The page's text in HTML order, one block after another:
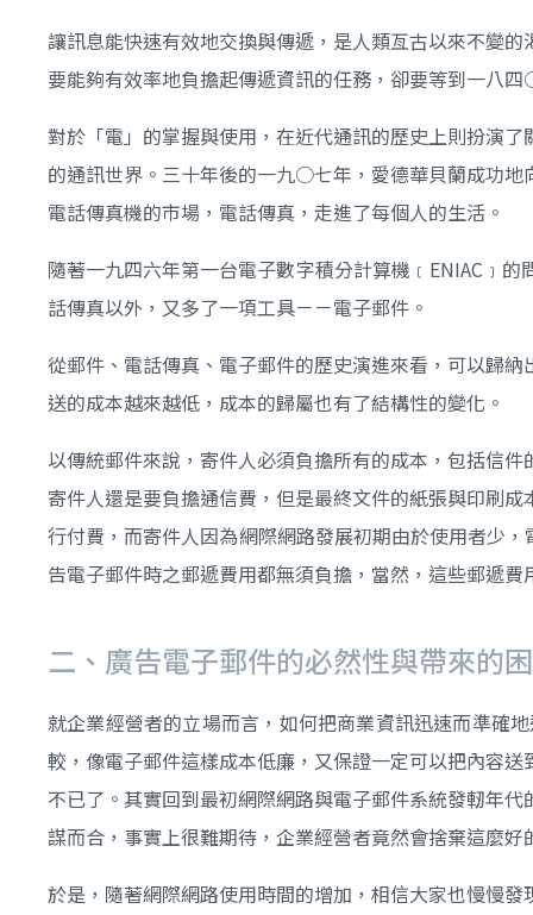
讓訊息能快速有效地交換與傳遞，是人類亙古以來不變
要能夠有效率地負擔起傳遞資訊的任務，卻要等到一八
對於「電」的掌握與使用，在近代通訊的歷史上則扮演
的通訊世界。三十年後的一九○七年，愛德華貝蘭成功
電話傳真機的市場，電話傳真，走進了每個人的生活。
隨著一九四六年第一台電子數字積分計算機﹝ENIAC﹞
話傳真以外，又多了一項工具－－電子郵件。
從郵件、電話傳真、電子郵件的歷史演進來看，可以歸
送的成本越來越低，成本的歸屬也有了結構性的變化。
以傳統郵件來說，寄件人必須負擔所有的成本，包括信
寄件人還是要負擔通信費，但是最終文件的紙張與印刷
行付費，而寄件人因為網際網路發展初期由於使用者少
告電子郵件時之郵遞費用都無須負擔，當然，這些郵遞
二、廣告電子郵件的必然性與帶來的
就企業經營者的立場而言，如何把商業資訊迅速而準確
較，像電子郵件這樣成本低廉，又保證一定可以把內容
不已了。其實回到最初網際網路與電子郵件系統發軔年
謀而合，事實上很難期待，企業經營者竟然會捨棄這麼好
於是，隨著網際網路使用時間的增加，相信大家也慢慢